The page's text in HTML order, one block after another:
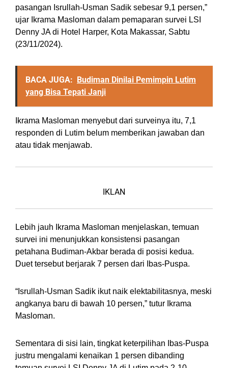
pasangan Isrullah-Usman Sadik sebesar 9,1 persen,”
ujar Ikrama Masloman dalam pemaparan survei LSI
Denny JA di Hotel Harper, Kota Makassar, Sabtu
(23/11/2024).
BACA JUGA: Budiman Dinilai Pemimpin Lutim
yang Bisa Tepati Janji
Ikrama Masloman menyebut dari surveinya itu, 7,1
responden di Lutim belum memberikan jawaban dan
atau tidak menjawab.
IKLAN
Lebih jauh Ikrama Masloman menjelaskan, temuan
survei ini menunjukkan konsistensi pasangan
petahana Budiman-Akbar berada di posisi kedua.
Duet tersebut berjarak 7 persen dari Ibas-Puspa.
“Isrullah-Usman Sadik ikut naik elektabilitasnya, meski
angkanya baru di bawah 10 persen,” tutur Ikrama
Masloman.
Sementara di sisi lain, tingkat keterpilihan Ibas-Puspa
justru mengalami kenaikan 1 persen dibanding